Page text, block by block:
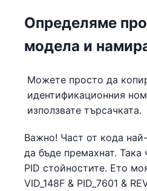
Определяме
модела и
Можете просто да
идентификационния
използвате търсачката.
Важно! Част от кода
да бъде премахнат. Така
PID стойностите. Ето
VID_148F & PID_7601 &